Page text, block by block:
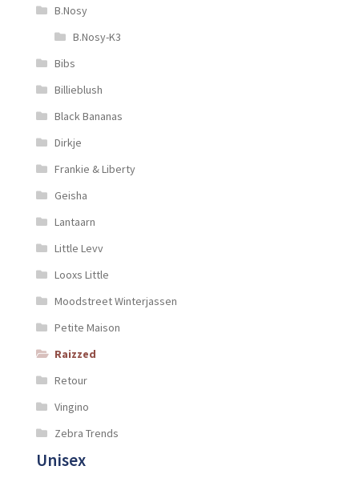
B.Nosy
B.Nosy-K3
Bibs
Billieblush
Black Bananas
Dirkje
Frankie & Liberty
Geisha
Lantaarn
Little Levv
Looxs Little
Moodstreet Winterjassen
Petite Maison
Raizzed
Retour
Vingino
Zebra Trends
Unisex